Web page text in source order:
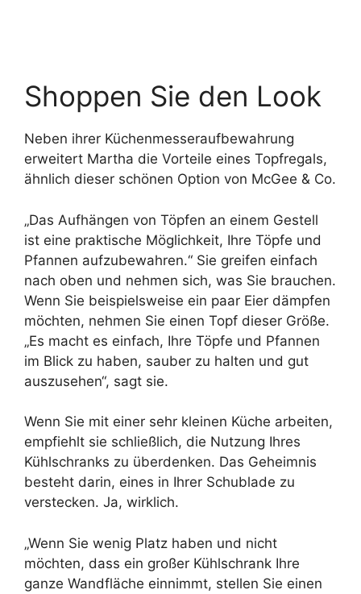
Shoppen Sie den Look
Neben ihrer Küchenmesseraufbewahrung
erweitert Martha die Vorteile eines Topfregals,
ähnlich dieser schönen Option von McGee & Co.
„Das Aufhängen von Töpfen an einem Gestell
ist eine praktische Möglichkeit, Ihre Töpfe und
Pfannen aufzubewahren.“ Sie greifen einfach
nach oben und nehmen sich, was Sie brauchen.
Wenn Sie beispielsweise ein paar Eier dämpfen
möchten, nehmen Sie einen Topf dieser Größe.
„Es macht es einfach, Ihre Töpfe und Pfannen
im Blick zu haben, sauber zu halten und gut
auszusehen“, sagt sie.
Wenn Sie mit einer sehr kleinen Küche arbeiten,
empfiehlt sie schließlich, die Nutzung Ihres
Kühlschranks zu überdenken. Das Geheimnis
besteht darin, eines in Ihrer Schublade zu
verstecken. Ja, wirklich.
„Wenn Sie wenig Platz haben und nicht
möchten, dass ein großer Kühlschrank Ihre
ganze Wandfläche einnimmt, stellen Sie einen